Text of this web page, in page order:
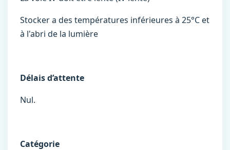
Stocker a des températures inférieures à 25°C et
à l'abri de la lumière
Délais d’attente
Nul.
Catégorie